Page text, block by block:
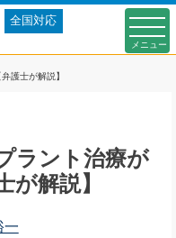
全国対応
護士が解説】
ラント治療が
が解説】
一